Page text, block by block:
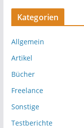
Kategorien
Allgemein
Artikel
Bücher
Freelance
Sonstige
Testberichte